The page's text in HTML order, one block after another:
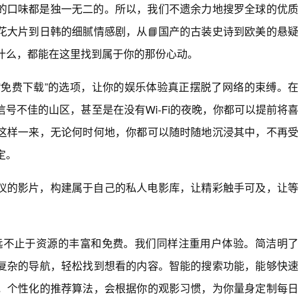
口味都是独一无二的。所以，我们不遗余力地搜罗全球的优质
大片到日韩的细腻情感剧，从📘国产的古装史诗到欧美的悬疑
，都能在这里找到属于你的那份心动。
费下载”的选项，让你的娱乐体验真正摆脱了网络的束缚。在
号不佳的山区，甚至是在没有Wi-Fi的夜晚，你都可以提前将喜
样一来，无论何时何地，你都可以随时随地沉浸其中，不再受
的影片，构建属于自己的私人电影库，让精彩触手可及，让等
不止于资源的丰富和免费。我们同样注重用户体验。简洁明了
杂的导航，轻松找到想看的内容。智能的搜索功能，能够快速
个性化的推荐算法，会根据你的观影习惯，为你量身定制每日